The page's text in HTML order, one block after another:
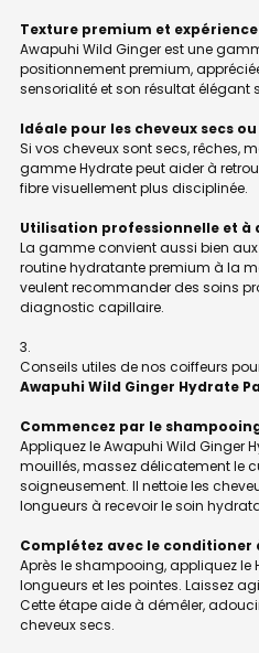
Texture premium et
Awapuhi Wild Ginger est une
positionnement premium,
sensorialité et son résultat élégant
Idéale pour les cheveux secs
Si vos cheveux sont secs, rêches,
gamme Hydrate peut aider à
fibre visuellement plus disciplinée.
Utilisation professionnelle et à
La gamme convient aussi bien
routine hydratante premium à la
veulent recommander des soins
diagnostic capillaire.
Conseils utiles de nos coiffeurs
Awapuhi Wild Ginger Hydrate
Commencez par le
Appliquez le Awapuhi Wild Ginger
mouillés, massez délicatement le
soigneusement. Il nettoie les
longueurs à recevoir le soin
Complétez avec le conditioner
Après le shampooing, appliquez le
longueurs et les pointes. Laissez
Cette étape aide à démêler,
cheveux secs.